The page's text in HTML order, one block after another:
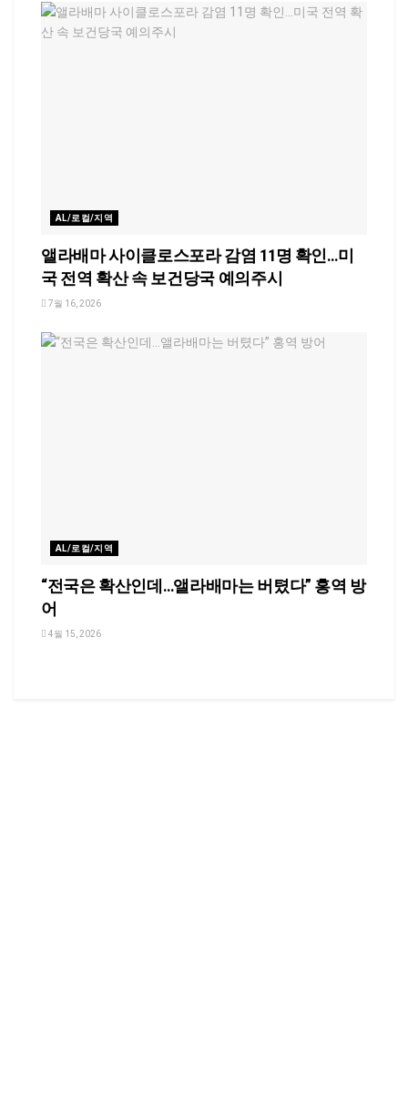
AL/로컬/지역
앨라배마 사이클로스포라 감염 11명 확인…미
국 전역 확산 속 보건당국 예의주시
7월 16, 2026
AL/로컬/지역
“전국은 확산인데…앨라배마는 버텼다” 홍역 방
어
4월 15, 2026